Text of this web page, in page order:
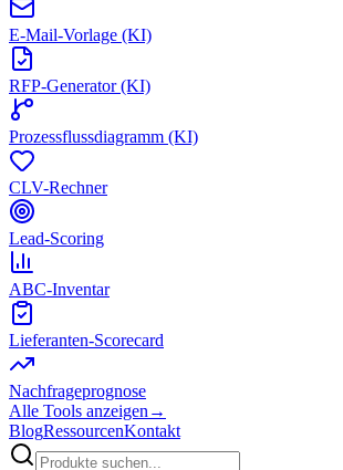
E-Mail-Vorlage (KI)
RFP-Generator (KI)
Prozessflussdiagramm (KI)
CLV-Rechner
Lead-Scoring
ABC-Inventar
Lieferanten-Scorecard
Nachfrageprognose
Alle Tools anzeigen →
BlogRessourcenKontakt